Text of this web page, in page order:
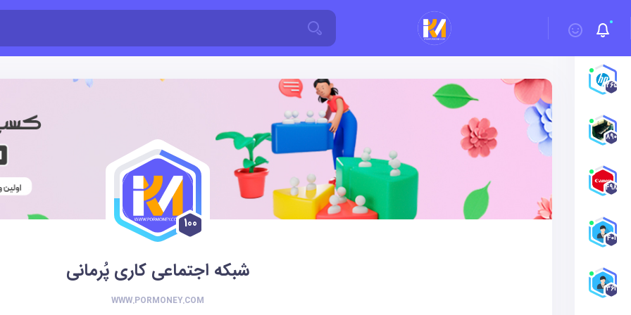
1265
890
498
401
361
100
شبکه اجتماعی کاری پُرمانی
WWW.PORMONEY.COM